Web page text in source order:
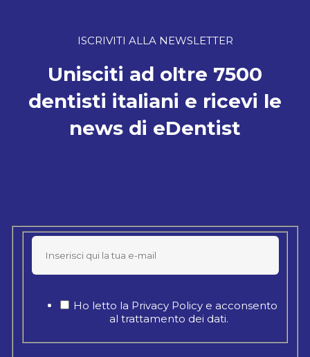
ISCRIVITI ALLA NEWSLETTER
Unisciti ad oltre 7500
dentisti italiani e ricevi le
news di eDentist
Ho letto la Privacy Policy e acconsento
al trattamento dei dati.